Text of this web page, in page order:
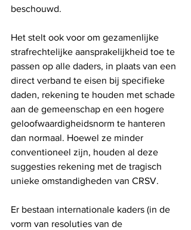
beschouwd.
Het stelt ook voor om gezamenlijke
strafrechtelijke aansprakelijkheid toe te
passen op alle daders, in plaats van een
direct verband te eisen bij specifieke
daden, rekening te houden met schade
aan de gemeenschap en een hogere
geloofwaardigheidsnorm te hanteren
dan normaal. Hoewel ze minder
conventioneel zijn, houden al deze
suggesties rekening met de tragisch
unieke omstandigheden van CRSV.
Er bestaan ​​internationale kaders (in de
vorm van resoluties van de